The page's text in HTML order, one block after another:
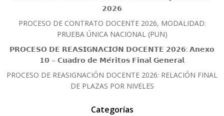
𝟮𝟬𝟮𝟲
PROCESO DE CONTRATO DOCENTE 2026, MODALIDAD:
PRUEBA ÚNICA NACIONAL (PUN)
𝗣𝗥𝗢𝗖𝗘𝗦𝗢 𝗗𝗘 𝗥𝗘𝗔𝗦𝗜𝗚𝗡𝗔𝗖𝗜𝗢́𝗡 𝗗𝗢𝗖𝗘𝗡𝗧𝗘 𝟮𝟬𝟮𝟲: 𝗔𝗻𝗲𝘅𝗼
𝟭𝟬 – 𝗖𝘂𝗮𝗱𝗿𝗼 𝗱𝗲 𝗠𝗲́𝗿𝗶𝘁𝗼𝘀 𝗙𝗶𝗻𝗮𝗹 𝗚𝗲𝗻𝗲𝗿𝗮𝗹
PROCESO DE REASIGNACIÓN DOCENTE 2026: RELACIÓN FINAL
DE PLAZAS POR NIVELES
Categorías